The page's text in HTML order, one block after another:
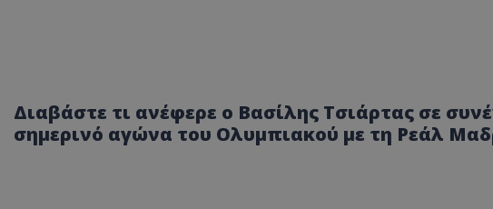
Διαβάστε τι ανέφερε ο Βασίλης Τσιάρτας σε
σημερινό αγώνα του Ολυμπιακού με τη Ρεάλ